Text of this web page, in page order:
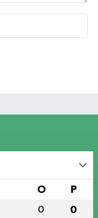
O P
0 0